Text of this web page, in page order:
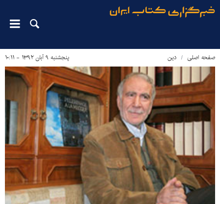
صفحه اصلی دین‌ پنجشنبه ۹ آبان ۱۳۹۲ - ۱۰:۱۱